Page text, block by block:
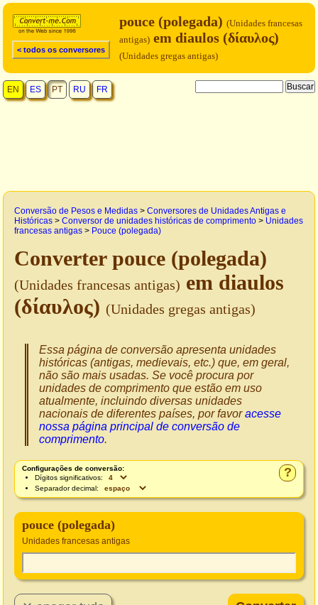
< todos os conversores
pouce (polegada) (Unidades francesas
antigas) em diaulos (δίαυλος)
(Unidades gregas antigas)
EN ES PT RU FR
Conversão de Pesos e Medidas > Conversores de Unidades Antigas e
Históricas > Conversor de unidades históricas de comprimento > Unidades
francesas antigas > Pouce (polegada)
Converter pouce (polegada)
(Unidades francesas antigas) em diaulos
(δίαυλος) (Unidades gregas antigas)
Essa página de conversão apresenta unidades
históricas (antigas, medievais, etc.) que, em geral,
não são mais usadas. Se você procura por
unidades de comprimento que estão em uso
atualmente, incluindo diversas unidades
nacionais de diferentes países, por favoracesse
nossa página principal de conversão de
comprimento.
?
Configurações de conversão:
Dígitos significativos:
Separador decimal:
pouce (polegada)
Unidades francesas antigas